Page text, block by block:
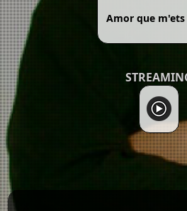
Amor que m'ets